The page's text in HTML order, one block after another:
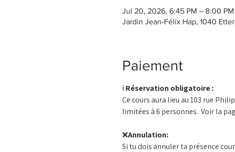
Jul 20, 2026, 6:45 PM – 8:00 PM
Jardin Jean-Félix Hap, 1040
Paiement
ℹ️ Réservation obligatoire :
Ce cours aura lieu au 103 rue
limitées à 6 personnes.  Voir la
❌Annulation:
Si tu dois annuler ta présence